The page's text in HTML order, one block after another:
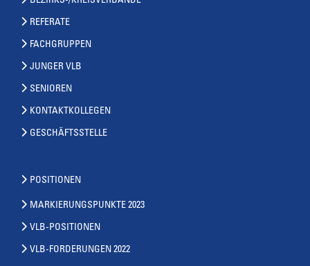
REFERATE
FACHGRUPPEN
JUNGER VLB
SENIOREN
KONTAKTKOLLEGEN
GESCHÄFTSSTELLE
POSITIONEN
MARKIERUNGSPUNKTE 2023
VLB-POSITIONEN
VLB-FORDERUNGEN 2022